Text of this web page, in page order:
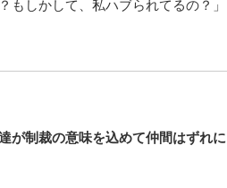
が制裁の意味を込めて仲間はずれに